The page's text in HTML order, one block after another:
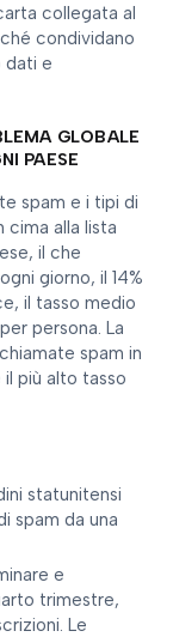
collegata al
condividano
dati e
GLOBALE
PAESE
spam e i tipi di
cima alla lista
il che
giorno, il 14%
il tasso medio
persona. La
spam in
il più alto tasso
statunitensi
spam da una
e
trimestre,
Le